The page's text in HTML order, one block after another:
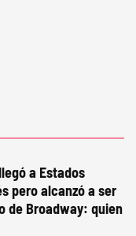
a Estados
pero alcanzó a ser
de Broadway: quien